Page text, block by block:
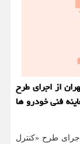
از اجرای طرح
فنی خودرو ها
طرح «کنترل